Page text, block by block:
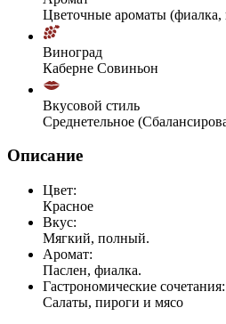
Цветочные ароматы (фиалка,
Виноград
Каберне Совиньон
Вкусовой стиль
Среднетельное
Описание
Цвет:
Красное
Вкус:
Мягкий, полный.
Аромат:
Паслен, фиалка.
Гастрономические сочетания:
Салаты, пироги и мясо